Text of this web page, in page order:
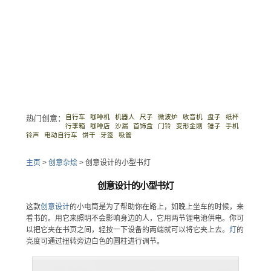
热门创意： 自行车 咖啡机 机器人 尺子 微波炉 收音机 盘子
纸杯
行李箱
咖啡店 沙漏 首饰盒 门铃 变形金刚 锤子
手机
铃声
电动自行车 饼干 牙签 吸管
主页 > 创意杂烩> 创意设计的小型书灯
创意设计的小型书灯
这款创意设计的小电筒是为了帮助你在路上，如晚上坐车的时候，来
看书的。用它来照明不会影响身边的人，它用两节锂电池供电。你可
以把它夹在书页之间，轻按一下设备的两端就可以将它夹上去。 灯 的
亮度可通过扭转旁边白色的圆柱进行调节。